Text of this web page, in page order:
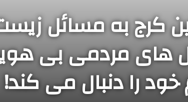
کرج به مسائل
های مردمی بی
را دنبال می کند!